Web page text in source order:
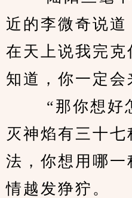
近的李微奇说道
在天上说我完
知道，你一定会
灭神焰有三十
法，你想用哪一
情越发狰狞。